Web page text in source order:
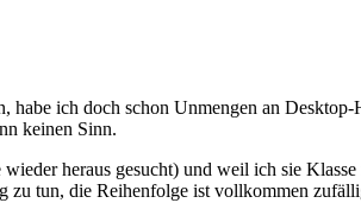
habe ich doch schon Unmengen an
keinen Sinn.
heraus gesucht) und weil ich sie
zu tun, die Reihenfolge ist vollkommen